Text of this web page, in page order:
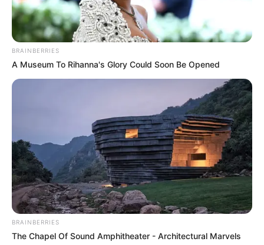
BRAINBERRIES
A Museum To Rihanna's Glory Could Soon Be Opened
BRAINBERRIES
The Chapel Of Sound Amphitheater - Architectural Marvels